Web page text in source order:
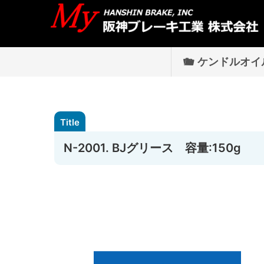
ケンドルオイ
N-2001. BJグリース 容量:150g